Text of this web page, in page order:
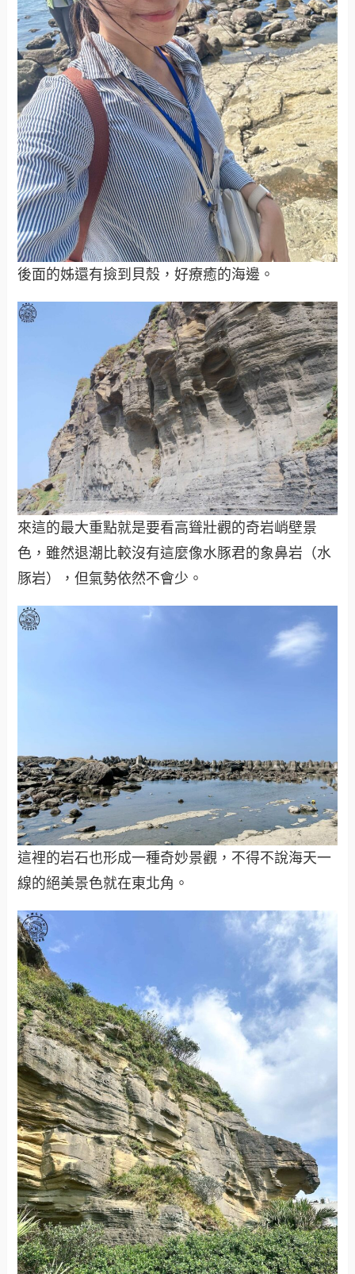
後面的姊還有撿到貝殼，好療癒的海邊。
來這的最大重點就是要看高聳壯觀的奇岩峭壁景
色，雖然退潮比較沒有這麼像水豚君的象鼻岩（水
豚岩），但氣勢依然不會少。
這裡的岩石也形成一種奇妙景觀，不得不說海天一
線的絕美景色就在東北角。